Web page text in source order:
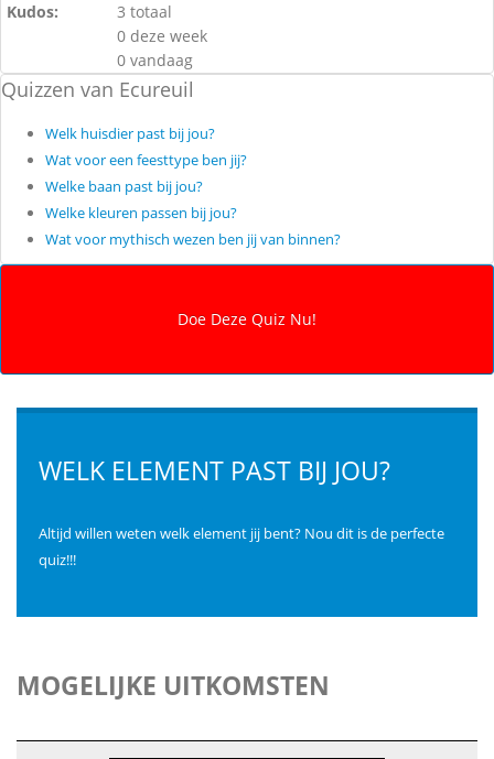
Kudos:
3 totaal
0 deze week
0 vandaag
Quizzen van Ecureuil
Welk huisdier past bij jou?
Wat voor een feesttype ben jij?
Welke baan past bij jou?
Welke kleuren passen bij jou?
Wat voor mythisch wezen ben jij van binnen?
WELK ELEMENT PAST BIJ JOU?
Altijd willen weten welk element jij bent? Nou dit is de perfecte
quiz!!!
MOGELIJKE UITKOMSTEN